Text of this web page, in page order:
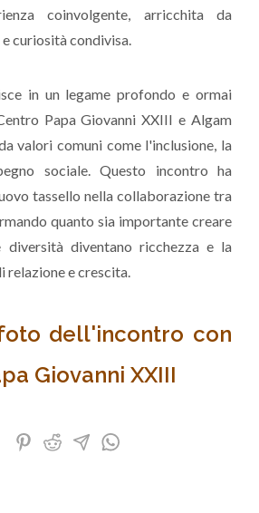
coinvolgente, arricchita da
curiosità condivisa.
in un legame profondo e ormai
Papa Giovanni XXIII e Algam
valori comuni come l'inclusione, la
sociale. Questo incontro ha
tassello nella collaborazione tra
quanto sia importante creare
diventano ricchezza e la
relazione e crescita.
dell'incontro con
Giovanni XXIII